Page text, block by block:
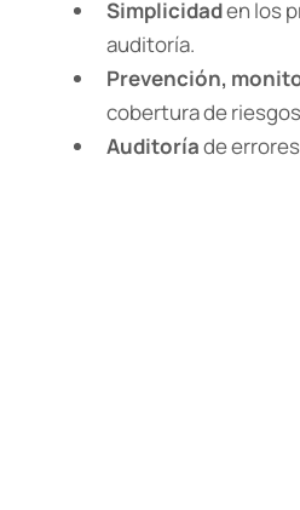
Simplicidaden los
auditoría.
Prevención,
cobertura de
Auditoríade